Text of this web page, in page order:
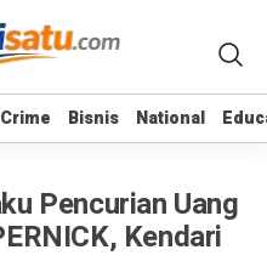
Crime Bisnis National
Crime Bisnis National
Pencurian Uang
Kendari